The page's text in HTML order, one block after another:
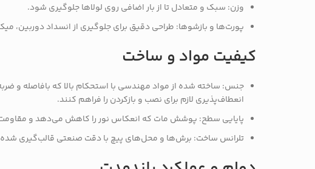
وزن: سبک و متعادل تا از بار اضافی روی لولاها جلوگیری شود.
پورت‌ها و بازشوها: طراحی دقیق برای جلوگیری از انسداد دوربین،
کیفیت مواد و ساخت
جنس: ساخته شده از مواد مهندسی با استحکام بالا که بافاصله و
انعطاف‌پذیری لازم برای نصب و بازکردن را فراهم کنند.
پایایی سطح: پوشش مات که انعکاس نور را کاهش می‌دهد و
تلرانس ساخت: برش‌ها و محل‌های پیچ با دقت صنعتی قالب‌گیری